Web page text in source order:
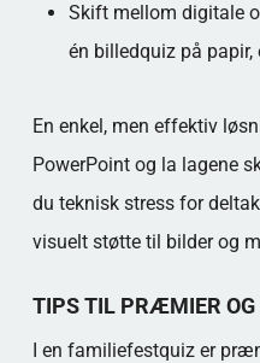
Skift mellom digitale
én billedquiz på
En enkel, men effektiv
PowerPoint og la lagene
du teknisk stress for
visuelt støtte til bilder og
TIPS TIL PRÆMIER OG
I en familiefestquiz er